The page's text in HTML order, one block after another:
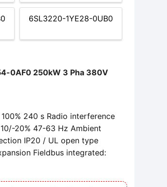
6SL3220-1YE28-0UB0
0AF0 250kW 3 Pha 380V
240 s Radio interference
20% 47-63 Hz Ambient
IP20 / UL open type
Fieldbus integrated: